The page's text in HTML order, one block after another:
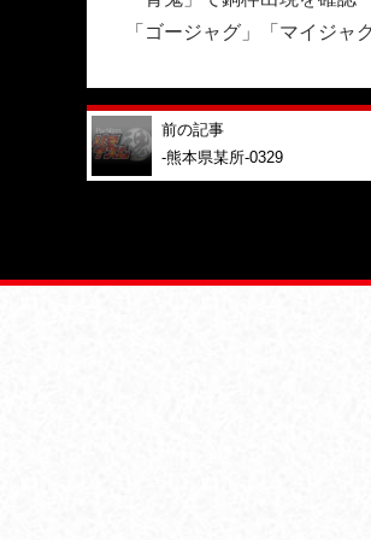
「ゴージャグ」「マイジャ
前の記事
-熊本県某所-0329